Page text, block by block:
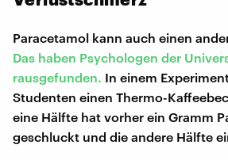
Paracetamol kann auch einen
Das haben Psychologen der
rausgefunden. In einem
Studenten einen Thermo-
eine Hälfte hat vorher ein Gramm
geschluckt und die andere Hälfte